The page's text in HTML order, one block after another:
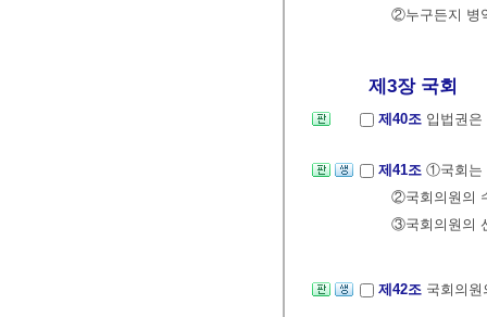
②누구든지 병
제3장 국회
제40조 입법권
제41조 ①국회는
②국회의원의
③국회의원의
제42조 국회의